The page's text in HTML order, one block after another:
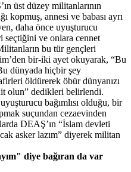
üst düzey militanlarının
kopmuş, annesi ve babası ayrı
daha önce uyuşturucu
seçtiğini ve onlara cennet
bu tür gençleri
bir-iki ayet okuyarak, “Bu
dünyada hiçbir şey
öldürerek öbür dünyanızı
olun” dedikleri belirlendi.
bağımlısı olduğu, bir
suçundan cezaevinden
DEAŞ’ın “İslam devleti
asker lazım” diyerek militan
diye bağıran da var